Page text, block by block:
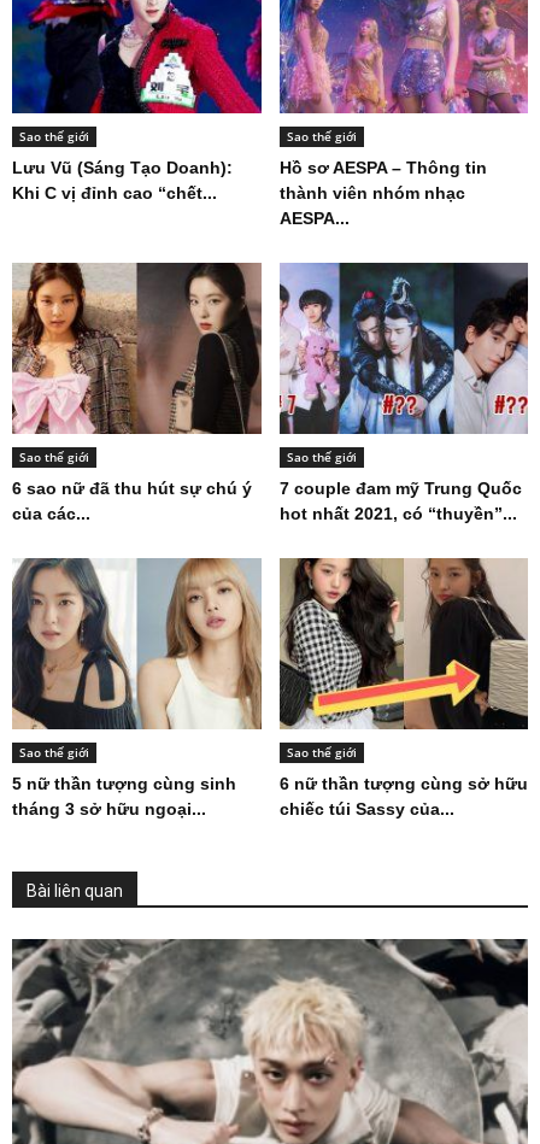
Sao thế giới
Lưu Vũ (Sáng Tạo Doanh):
Khi C vị đỉnh cao “chết...
Sao thế giới
Hồ sơ AESPA – Thông tin
thành viên nhóm nhạc
AESPA...
Sao thế giới
6 sao nữ đã thu hút sự chú ý
của các...
Sao thế giới
7 couple đam mỹ Trung Quốc
hot nhất 2021, có “thuyền”...
Sao thế giới
5 nữ thần tượng cùng sinh
tháng 3 sở hữu ngoại...
Sao thế giới
6 nữ thần tượng cùng sở hữu
chiếc túi Sassy của...
Bài liên quan